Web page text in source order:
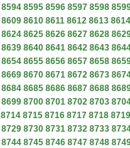
8594 8595 8596 8597 8598
8609 8610 8611 8612 8613 8614
8624 8625 8626 8627 8628
8639 8640 8641 8642 8643
8654 8655 8656 8657 8658
8669 8670 8671 8672 8673
8684 8685 8686 8687 8688
8699 8700 8701 8702 8703
8714 8715 8716 8717 8718 8719
8729 8730 8731 8732 8733
8744 8745 8746 8747 8748